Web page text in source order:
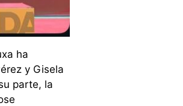
ha
y Gisela
parte, la